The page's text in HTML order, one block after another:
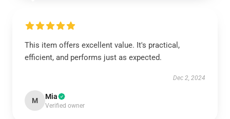
This item offers excellent value. It's practical,
efficient, and performs just as expected.
Dec 2, 2024
M Mia
Verified owner